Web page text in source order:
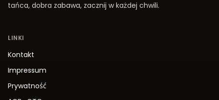
tańca, dobra zabawa, zacznij w każdej chwili.
LINKI
Kontakt
Impressum
Prywatność